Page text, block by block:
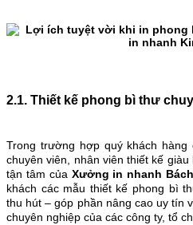
2.1. Thiết kế phong bì thư
Trong trường hợp quý khách
chuyên viên, nhân viên thiết kế
tận tâm của Xưởng in nhanh
khách các mẫu thiết kế phong bì
thu hút – góp phần nâng cao uy tín
chuyên nghiệp của các công ty, tổ